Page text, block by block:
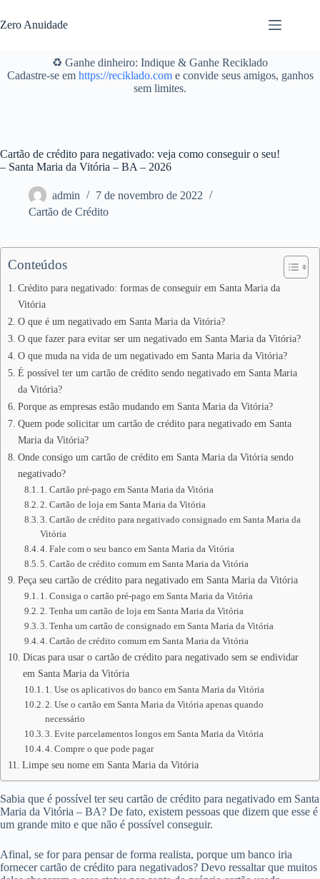
para
o
Zero Anuidade
♻️ Ganhe dinheiro: Indique & Ganhe Reciklado
Cadastre-se em https://reciklado.come convide seus amigos, ganhos
sem limites.
Cartão de crédito para negativado: veja como conseguir o seu!
– Santa Maria da Vitória – BA – 2026
admin
7 de novembro de 2022
Cartão de Crédito
Conteúdos
Crédito para negativado: formas de conseguir em Santa Maria da
Vitória
O que é um negativado em Santa Maria da Vitória?
O que fazer para evitar ser um negativado em Santa Maria da Vitória?
O que muda na vida de um negativado em Santa Maria da Vitória?
É possível ter um cartão de crédito sendo negativado em Santa Maria
da Vitória?
Porque as empresas estão mudando em Santa Maria da Vitória?
Quem pode solicitar um cartão de crédito para negativado em Santa
Maria da Vitória?
Onde consigo um cartão de crédito em Santa Maria da Vitória sendo
negativado?
1. Cartão pré-pago em Santa Maria da Vitória
2. Cartão de loja em Santa Maria da Vitória
3. Cartão de crédito para negativado consignado em Santa Maria da
Vitória
4. Fale com o seu banco em Santa Maria da Vitória
5. Cartão de crédito comum em Santa Maria da Vitória
Peça seu cartão de crédito para negativado em Santa Maria da Vitória
1. Consiga o cartão pré-pago em Santa Maria da Vitória
2. Tenha um cartão de loja em Santa Maria da Vitória
3. Tenha um cartão de consignado em Santa Maria da Vitória
4. Cartão de crédito comum em Santa Maria da Vitória
Dicas para usar o cartão de crédito para negativado sem se endividar
em Santa Maria da Vitória
1. Use os aplicativos do banco em Santa Maria da Vitória
2. Use o cartão em Santa Maria da Vitória apenas quando
necessário
3. Evite parcelamentos longos em Santa Maria da Vitória
4. Compre o que pode pagar
Limpe seu nome em Santa Maria da Vitória
Sabia que é possível ter seu cartão de crédito para negativado em Santa
Maria da Vitória – BA? De fato, existem pessoas que dizem que esse é
um grande mito e que não é possível conseguir.
Afinal, se for para pensar de forma realista, porque um banco iria
fornecer cartão de crédito para negativados? Devo ressaltar que muitos